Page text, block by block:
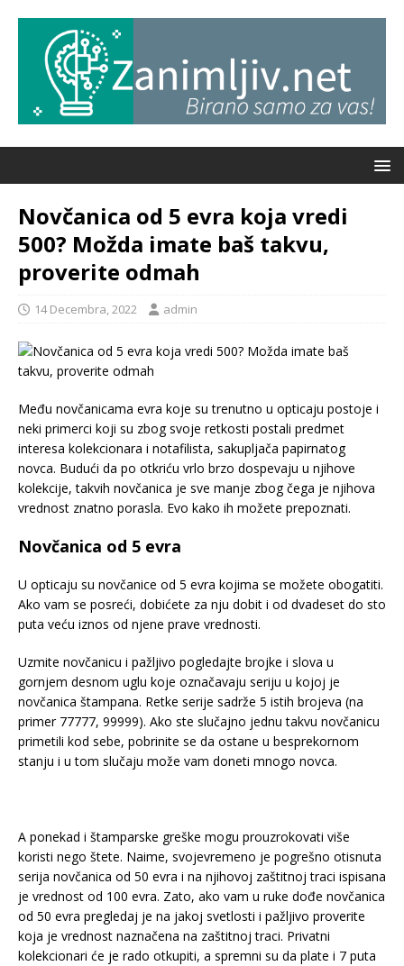
Novčanica od 5 evra koja vredi
500? Možda imate baš takvu,
proverite odmah
14 Decembra, 2022 admin
Među novčanicama evra koje su trenutno u opticaju postoje i
neki primerci koji su zbog svoje retkosti postali predmet
interesa kolekcionara i notafilista, sakupljača papirnatog
novca. Budući da po otkriću vrlo brzo dospevaju u njihove
kolekcije, takvih novčanica je sve manje zbog čega je njihova
vrednost znatno porasla. Evo kako ih možete prepoznati.
Novčanica od 5 evra
U opticaju su novčanice od 5 evra kojima se možete obogatiti.
Ako vam se posreći, dobićete za nju dobit i od dvadeset do sto
puta veću iznos od njene prave vrednosti.
Uzmite novčanicu i pažljivo pogledajte brojke i slova u
gornjem desnom uglu koje označavaju seriju u kojoj je
novčanica štampana. Retke serije sadrže 5 istih brojeva (na
primer 77777, 99999). Ako ste slučajno jednu takvu novčanicu
primetili kod sebe, pobrinite se da ostane u besprekornom
stanju i u tom slučaju može vam doneti mnogo novca.
A ponekad i štamparske greške mogu prouzrokovati više
koristi nego štete. Naime, svojevremeno je pogrešno otisnuta
serija novčanica od 50 evra i na njihovoj zaštitnoj traci ispisana
je vrednost od 100 evra. Zato, ako vam u ruke dođe novčanica
od 50 evra pregledaj je na jakoj svetlosti i pažljivo proverite
koja je vrednost naznačena na zaštitnoj traci. Privatni
kolekcionari će je rado otkupiti, a spremni su da plate i 7 puta